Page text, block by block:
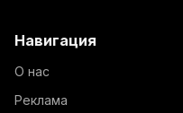
Навигация
О нас
Реклама